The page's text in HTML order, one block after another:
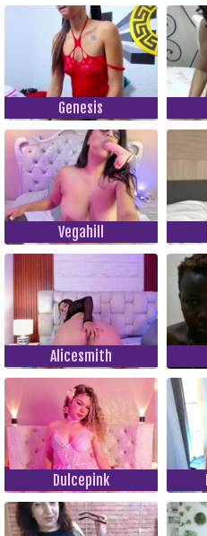
Genesis
Vegahill
Alicesmith
Dulcepink